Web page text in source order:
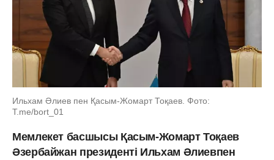
Ильхам Әлиев пен Қасым-Жомарт Тоқаев. Фото:
Т.me/bort_01
Мемлекет басшысы Қасым-Жомарт Тоқаев
Әзербайжан президенті Ильхам Әлиевпен